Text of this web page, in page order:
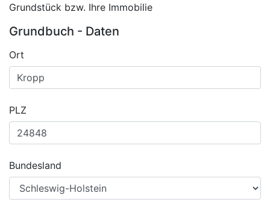
Grundstück bzw. Ihre Immobilie
Grundbuch - Daten
Ort
PLZ
Bundesland